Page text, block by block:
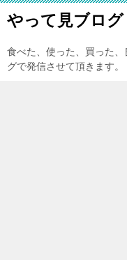
やって見ブログ
食べた、使った、買った
グで発信させて頂きます。